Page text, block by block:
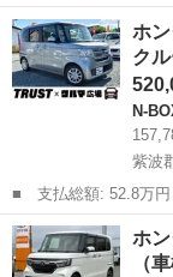
名： ホンダ ■ 車種
ッケージ パワースラ
／プッシュスター...
宮城 仙台市
ホ
ク
N-
紫波
■ 支払総額: 52.8万円 ■ 車両本体価格： 520,000 円 ■ メーカー
名： ホンダ ■ 車種
ンダセンシング ク
線逸脱警報 ...
岩手 紫波郡
ホ
（